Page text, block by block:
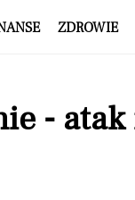
ZDROWIE
-